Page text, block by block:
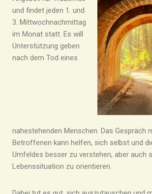
und findet jeden 1. und
3. Mittwochnachmittag
im Monat statt. Es will
Unterstützung geben
nach dem Tod eines
nahestehenden Menschen. Das Gespräch
Betroffenen kann helfen, sich selbst und
Umfeldes besser zu verstehen, aber auch
Lebenssituation zu orientieren.